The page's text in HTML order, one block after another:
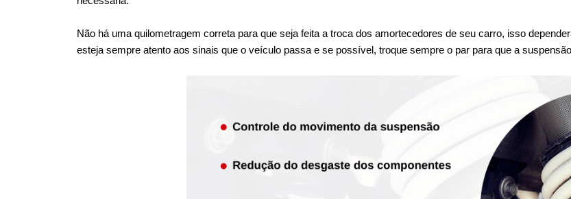
Não há uma quilometragem correta para que seja feita a troca dos amortecedores de seu carro, isso
esteja sempre atento aos sinais que o veículo passa e se possível, troque sempre o par para que a